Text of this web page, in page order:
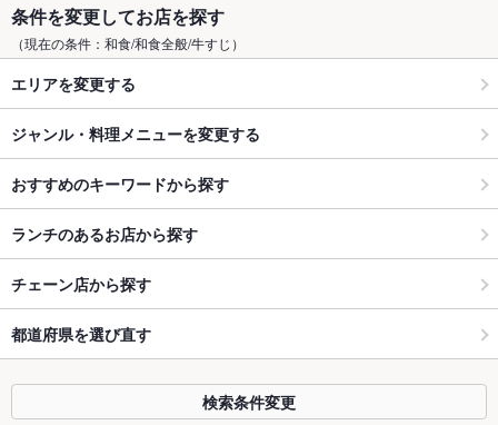
条件を変更してお店を探す
（現在の条件：和食/和食全般/牛すじ）
エリアを変更する
ジャンル・料理メニューを変更する
おすすめのキーワードから探す
ランチのあるお店から探す
チェーン店から探す
都道府県を選び直す
検索条件変更